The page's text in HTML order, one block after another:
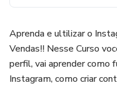
Aprenda e ultilizar o
Vendas!! Nesse Curso
perfil, vai aprender como
Instagram, como criar